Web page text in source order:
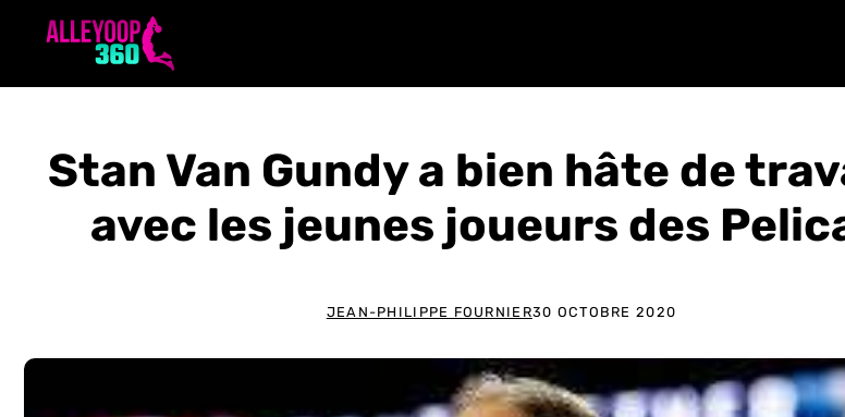
Stan Van Gundy a bien hâte de
avec les jeunes joueurs des
JEAN-PHILIPPE FOURNIER30 OCTOBRE 2020